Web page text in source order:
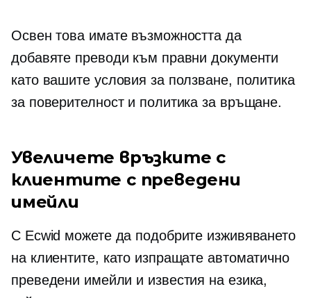
Освен това имате възможността да
добавяте преводи към правни документи
като вашите условия за ползване, политика
за поверителност и политика за връщане.
Увеличете връзките с
клиентите с преведени
имейли
С Ecwid можете да подобрите изживяването
на клиентите, като изпращате автоматично
преведени имейли и известия на езика,